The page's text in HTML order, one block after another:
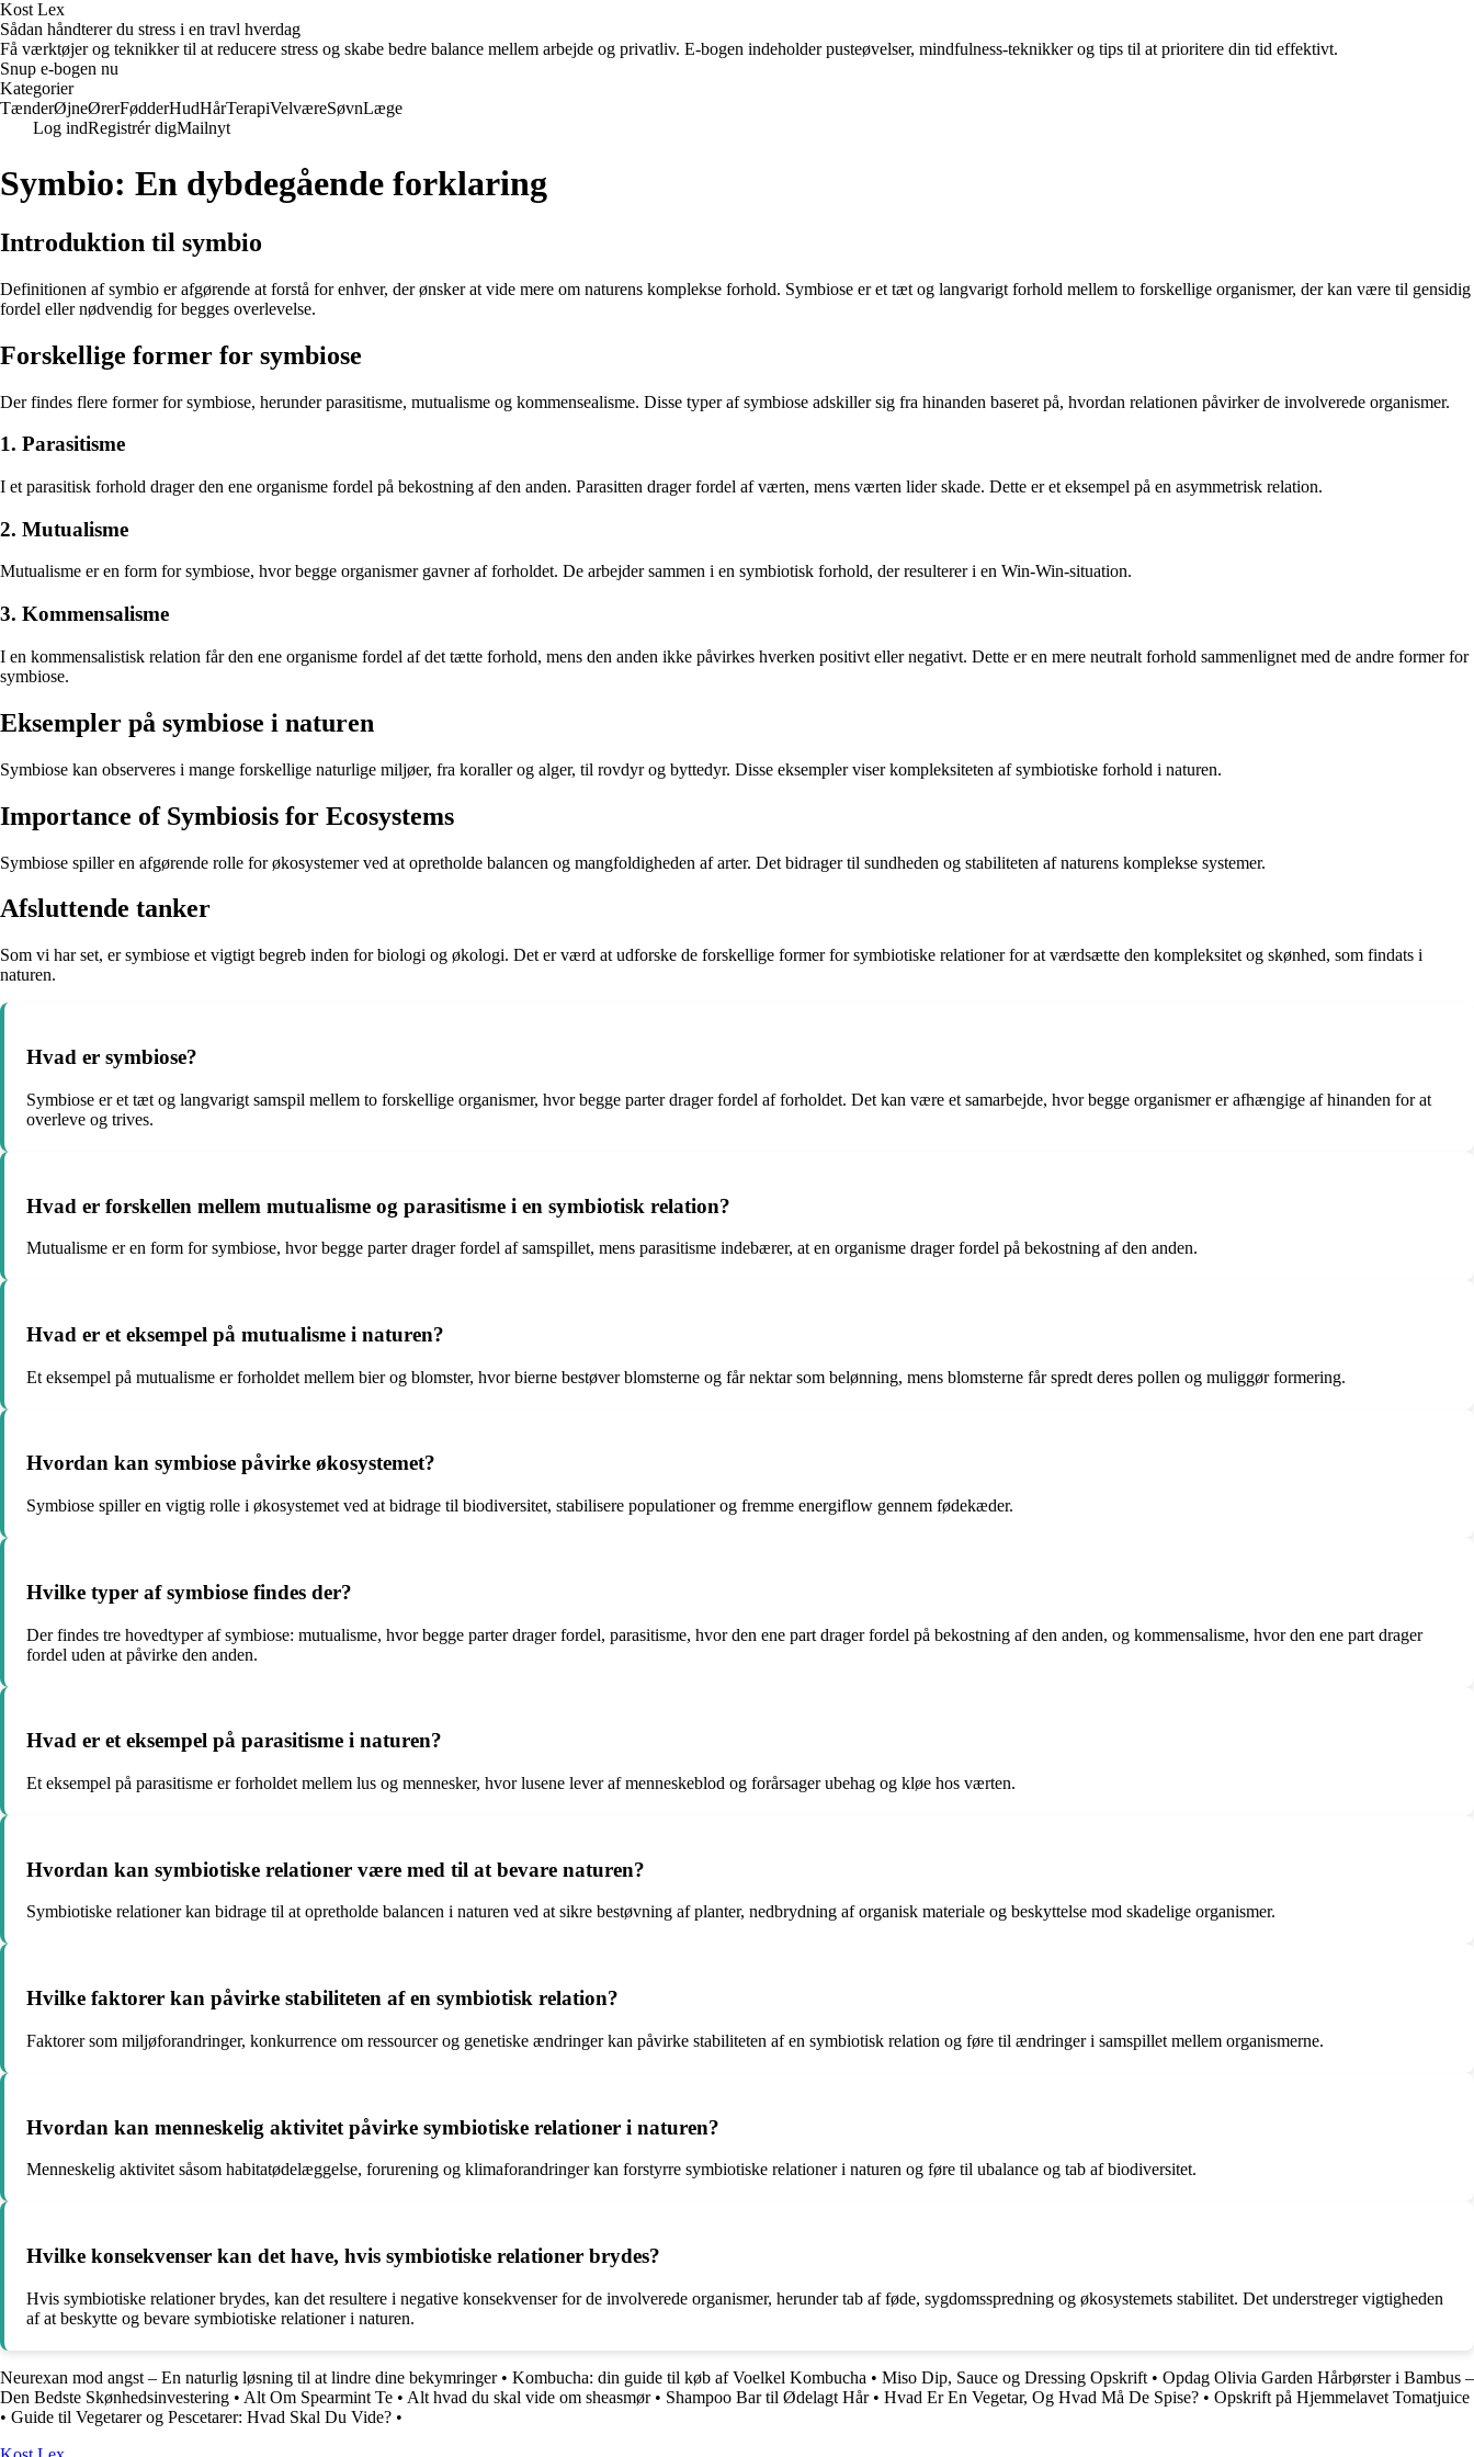
Kost Lex
Sådan håndterer du stress i en travl hverdag
Få værktøjer og teknikker til at reducere stress og skabe bedre balance mellem arbejde og privatliv. E-bogen indeholder pusteøvelser, mindfulness-teknikker og tips til at prioritere din tid effektivt.
Snup e-bogen nu
Kategorier
TænderØjneØrerFødderHudHårTerapiVelværeSøvnLæge
Log indRegistrér digMailnyt
Symbio: En dybdegående forklaring
Introduktion til symbio
Definitionen af ​​symbio er afgørende at forstå for enhver, der ønsker at vide mere om naturens komplekse forhold. Symbiose er et tæt og langvarigt forhold mellem to forskellige organismer, der kan være til gensidig
fordel eller nødvendig for begges overlevelse.
Forskellige former for symbiose
Der findes flere former for symbiose, herunder parasitisme, mutualisme og kommensealisme. Disse typer af symbiose adskiller sig fra hinanden baseret på, hvordan relationen påvirker de involverede organismer.
1. Parasitisme
I et parasitisk forhold drager den ene organisme fordel på bekostning af den anden. Parasitten drager fordel af værten, mens værten lider skade. Dette er et eksempel på en asymmetrisk relation.
2. Mutualisme
Mutualisme er en form for symbiose, hvor begge organismer gavner af forholdet. De arbejder sammen i en symbiotisk forhold, der resulterer i en Win-Win-situation.
3. Kommensalisme
I en kommensalistisk relation får den ene organisme fordel af det tætte forhold, mens den anden ikke påvirkes hverken positivt eller negativt. Dette er en mere neutralt forhold sammenlignet med de andre former for
symbiose.
Eksempler på symbiose i naturen
Symbiose kan observeres i mange forskellige naturlige miljøer, fra koraller og alger, til rovdyr og byttedyr. Disse eksempler viser kompleksiteten af symbiotiske forhold i naturen.
Importance of Symbiosis for Ecosystems
Symbiose spiller en afgørende rolle for økosystemer ved at opretholde balancen og mangfoldigheden af arter. Det bidrager til sundheden og stabiliteten af naturens komplekse systemer.
Afsluttende tanker
Som vi har set, er symbiose et vigtigt begreb inden for biologi og økologi. Det er værd at udforske de forskellige former for symbiotiske relationer for at værdsætte den kompleksitet og skønhed, som findats i
naturen.
Hvad er symbiose?
Symbiose er et tæt og langvarigt samspil mellem to forskellige organismer, hvor begge parter drager fordel af forholdet. Det kan være et samarbejde, hvor begge organismer er afhængige af hinanden for at
overleve og trives.
Hvad er forskellen mellem mutualisme og parasitisme i en symbiotisk relation?
Mutualisme er en form for symbiose, hvor begge parter drager fordel af samspillet, mens parasitisme indebærer, at en organisme drager fordel på bekostning af den anden.
Hvad er et eksempel på mutualisme i naturen?
Et eksempel på mutualisme er forholdet mellem bier og blomster, hvor bierne bestøver blomsterne og får nektar som belønning, mens blomsterne får spredt deres pollen og muliggør formering.
Hvordan kan symbiose påvirke økosystemet?
Symbiose spiller en vigtig rolle i økosystemet ved at bidrage til biodiversitet, stabilisere populationer og fremme energiflow gennem fødekæder.
Hvilke typer af symbiose findes der?
Der findes tre hovedtyper af symbiose: mutualisme, hvor begge parter drager fordel, parasitisme, hvor den ene part drager fordel på bekostning af den anden, og kommensalisme, hvor den ene part drager
fordel uden at påvirke den anden.
Hvad er et eksempel på parasitisme i naturen?
Et eksempel på parasitisme er forholdet mellem lus og mennesker, hvor lusene lever af menneskeblod og forårsager ubehag og kløe hos værten.
Hvordan kan symbiotiske relationer være med til at bevare naturen?
Symbiotiske relationer kan bidrage til at opretholde balancen i naturen ved at sikre bestøvning af planter, nedbrydning af organisk materiale og beskyttelse mod skadelige organismer.
Hvilke faktorer kan påvirke stabiliteten af en symbiotisk relation?
Faktorer som miljøforandringer, konkurrence om ressourcer og genetiske ændringer kan påvirke stabiliteten af en symbiotisk relation og føre til ændringer i samspillet mellem organismerne.
Hvordan kan menneskelig aktivitet påvirke symbiotiske relationer i naturen?
Menneskelig aktivitet såsom habitatødelæggelse, forurening og klimaforandringer kan forstyrre symbiotiske relationer i naturen og føre til ubalance og tab af biodiversitet.
Hvilke konsekvenser kan det have, hvis symbiotiske relationer brydes?
Hvis symbiotiske relationer brydes, kan det resultere i negative konsekvenser for de involverede organismer, herunder tab af føde, sygdomsspredning og økosystemets stabilitet. Det understreger vigtigheden
af at beskytte og bevare symbiotiske relationer i naturen.
Neurexan mod angst – En naturlig løsning til at lindre dine bekymringer• Kombucha: din guide til køb af Voelkel Kombucha • Miso Dip, Sauce og Dressing Opskrift • Opdag Olivia Garden Hårbørster i Bambus –
Den Bedste Skønhedsinvestering • Alt Om Spearmint Te • Alt hvad du skal vide om sheasmør• Shampoo Bar til Ødelagt Hår• Hvad Er En Vegetar, Og Hvad Må De Spise? • Opskrift på Hjemmelavet Tomatjuice
• Guide til Vegetarer og Pescetarer: Hvad Skal Du Vide? •